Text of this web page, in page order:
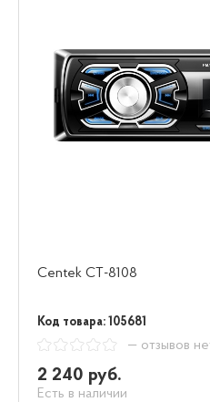
Centek СТ-8108
Код товара: 105681
— отзывов
2 240 руб.
Есть в наличии